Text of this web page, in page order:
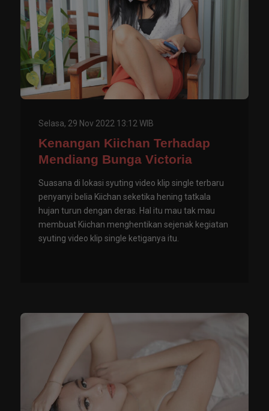
Selasa, 29 Nov 2022 13:12 WIB
Kenangan Kiichan Terhadap
Mendiang Bunga Victoria
Suasana di lokasi syuting video klip single terbaru
penyanyi belia Kiichan seketika hening tatkala
hujan turun dengan deras. Hal itu mau tak mau
membuat Kiichan menghentikan sejenak kegiatan
syuting video klip single ketiganya itu.